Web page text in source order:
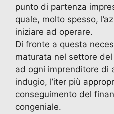
punto di partenza
quale, molto spesso,
iniziare ad operare.
Di fronte a questa
maturata nel settore del
ad ogni imprenditore di
indugio, l’iter più
conseguimento del
congeniale.